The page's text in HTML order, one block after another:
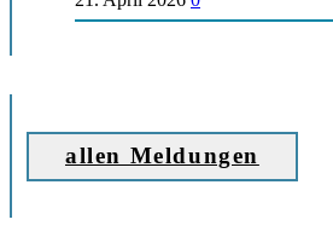
allen Meldungen